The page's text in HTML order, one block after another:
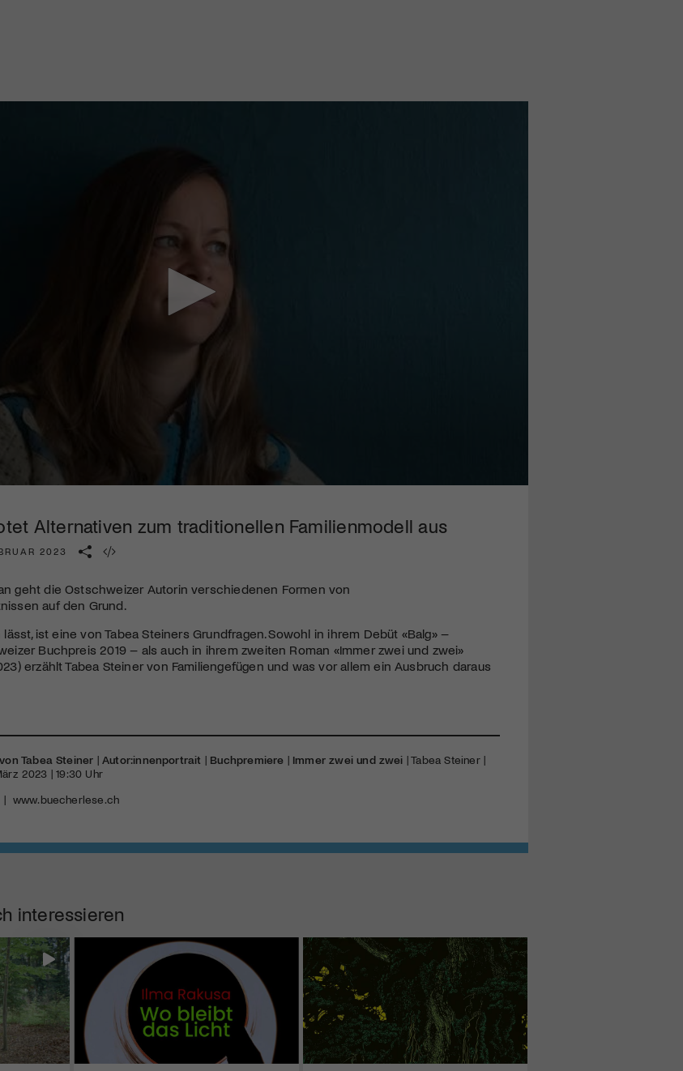
Alternativen zum traditionellen Familienmodell aus
2023
geht die Ostschweizer Autorin verschiedenen Formen von
auf den Grund.
ist eine von Tabea Steiners Grundfragen. Sowohl in ihrem Debüt «Balg» –
Buchpreis 2019 – als auch in ihrem zweiten Roman «Immer zwei und zwei»
erzählt Tabea Steiner von Familiengefügen und was vor allem ein Ausbruch daraus
Tabea Steiner | Autor:innenportrait | Buchpremiere | Immer zwei und zwei | Tabea Steiner |
2023 | 19:30 Uhr
www.buecherlese.ch
interessieren
Mitgliedschaft erhältst du kostenlosen Zugang zu
Kulturevents.